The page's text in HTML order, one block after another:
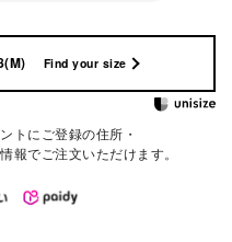
Find your size
トにご登録の住所・
報でご注文いただけます。